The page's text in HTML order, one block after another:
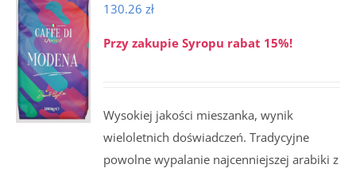
130.26zł
Przy zakupie Syropu rabat 15%!
Wysokiej jakości mieszanka, wynik
wieloletnich doświadczeń. Tradycyjne
powolne wypalanie najcenniejszej arabiki z